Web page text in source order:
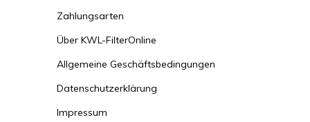
Zahlungsarten
Über KWL-FilterOnline
Allgemeine Geschäftsbedingungen
Datenschutzerklärung
Impressum